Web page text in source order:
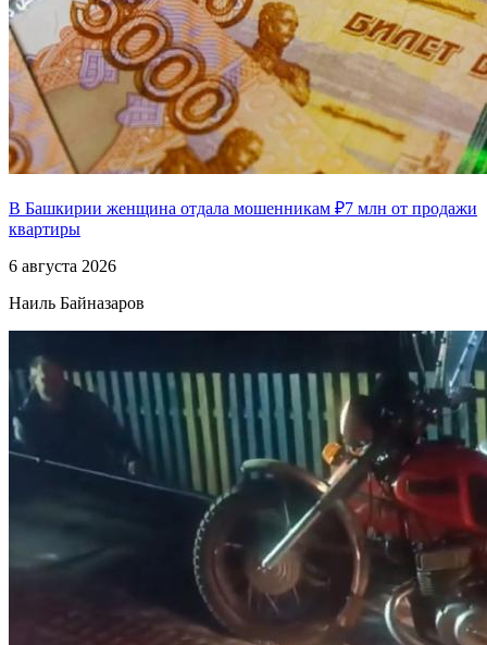
В Башкирии женщина отдала мошенникам ₽7 млн от продажи
квартиры
6 августа 2026
Наиль Байназаров